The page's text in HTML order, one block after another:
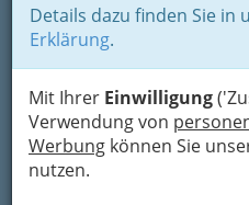
Details dazu finden Sie in
Erklärung.
Mit Ihrer Einwilligung
Verwendung von
Werbung können Sie
nutzen.
Gassing 7, 8642 St.
+43 664 505 20 75
Karte